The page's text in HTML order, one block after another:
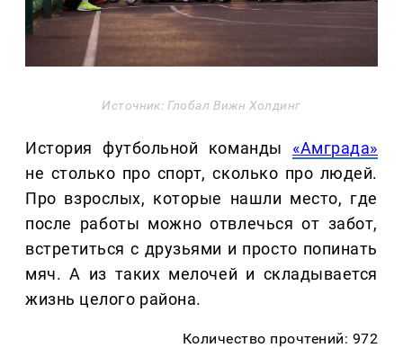
Источник: Глобал Вижн Холдинг
История футбольной команды «Амграда»
не столько про спорт, сколько про людей.
Про взрослых, которые нашли место, где
после работы можно отвлечься от забот,
встретиться с друзьями и просто попинать
мяч. А из таких мелочей и складывается
жизнь целого района.
Количество прочтений: 972